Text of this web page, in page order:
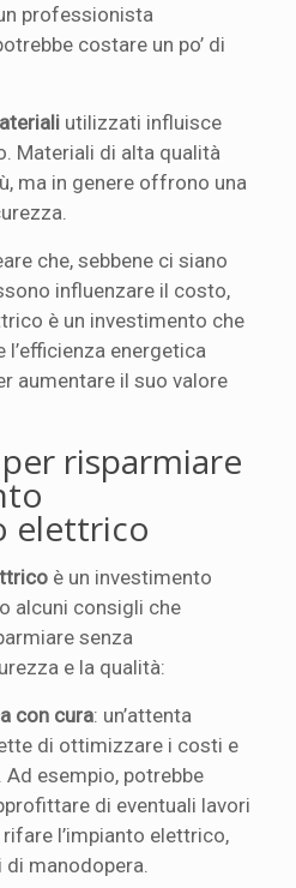
professionista
costare un po’ di
utilizzati influisce
Materiali di alta qualità
ma in genere offrono una
che, sebbene ci siano
influenzare il costo,
è un investimento che
energetica
aumentare il suo valore
risparmiare
elettrico
è un investimento
alcuni consigli che
senza
e la qualità:
con cura: un’attenta
di ottimizzare i costi e
esempio, potrebbe
di eventuali lavori
l’impianto elettrico,
manodopera.